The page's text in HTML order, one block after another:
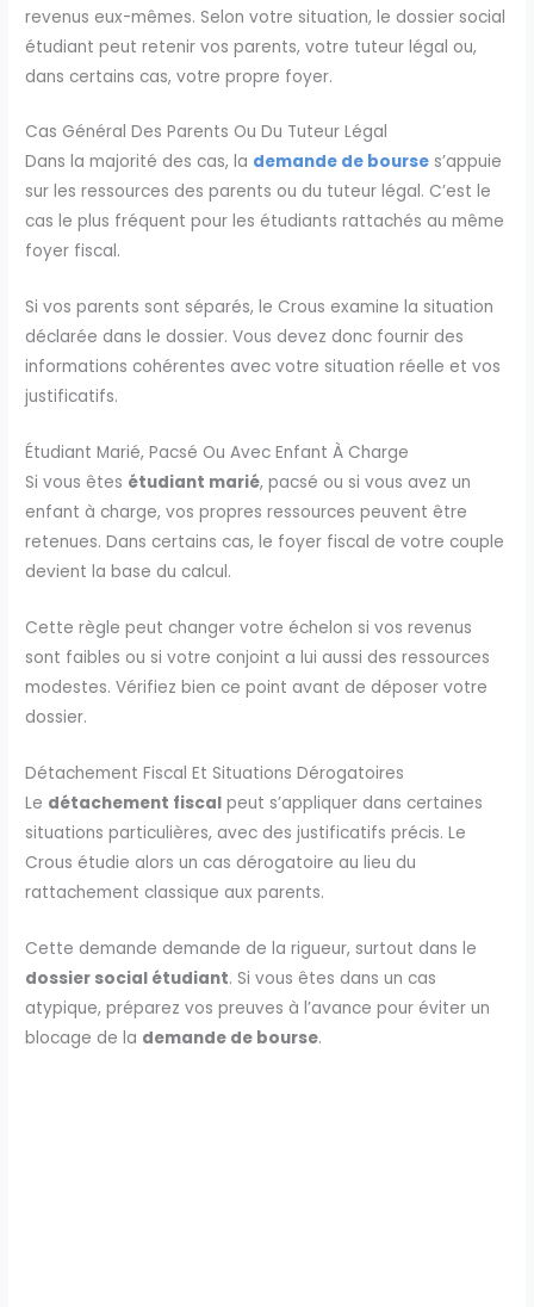
revenus eux-mêmes. Selon votre situation, le dossier social
étudiant peut retenir vos parents, votre tuteur légal ou,
dans certains cas, votre propre foyer.
Cas Général Des Parents Ou Du Tuteur Légal
Dans la majorité des cas, la demande de bourse s’appuie
sur les ressources des parents ou du tuteur légal. C’est le
cas le plus fréquent pour les étudiants rattachés au même
foyer fiscal.
Si vos parents sont séparés, le Crous examine la situation
déclarée dans le dossier. Vous devez donc fournir des
informations cohérentes avec votre situation réelle et vos
justificatifs.
Étudiant Marié, Pacsé Ou Avec Enfant À Charge
Si vous êtes étudiant marié, pacsé ou si vous avez un
enfant à charge, vos propres ressources peuvent être
retenues. Dans certains cas, le foyer fiscal de votre couple
devient la base du calcul.
Cette règle peut changer votre échelon si vos revenus
sont faibles ou si votre conjoint a lui aussi des ressources
modestes. Vérifiez bien ce point avant de déposer votre
dossier.
Détachement Fiscal Et Situations Dérogatoires
Le détachement fiscal peut s’appliquer dans certaines
situations particulières, avec des justificatifs précis. Le
Crous étudie alors un cas dérogatoire au lieu du
rattachement classique aux parents.
Cette demande demande de la rigueur, surtout dans le
dossier social étudiant. Si vous êtes dans un cas
atypique, préparez vos preuves à l’avance pour éviter un
blocage de la demande de bourse.